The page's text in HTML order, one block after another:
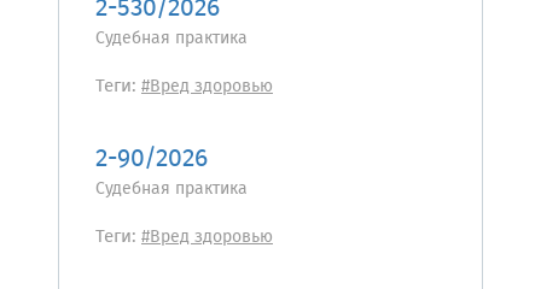
2-530/2026
Судебная практика
Теги: #Вред здоровью
2-90/2026
Судебная практика
Теги: #Вред здоровью